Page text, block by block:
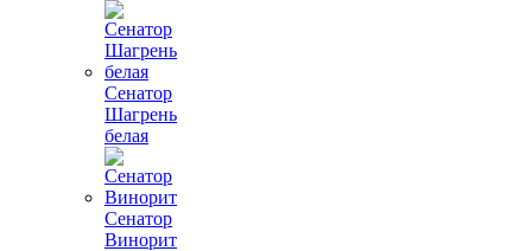
Сенатор
Шагрень
белая
Сенатор
Винорит